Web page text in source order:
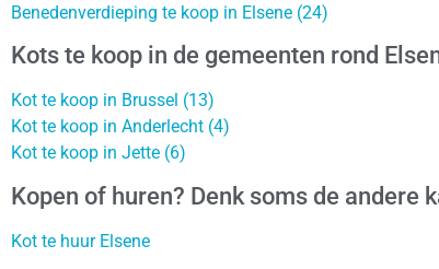
Benedenverdieping te koop in Elsene (24)
Kots te koop in de gemeenten rond
Kot te koop in Brussel (13)
Kot te koop in Anderlecht (4)
Kot te koop in Jette (6)
Kopen of huren? Denk soms de andere
Kot te huur Elsene